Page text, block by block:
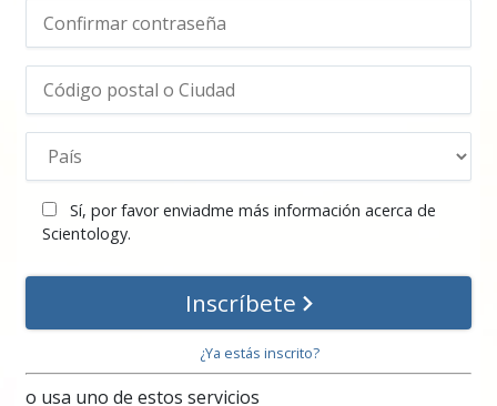
Sí, por favor enviadme más información acerca de
Scientology.
Inscríbete
¿Ya estás inscrito?
o usa uno de estos servicios